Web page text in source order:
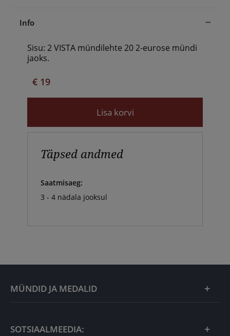
Info
Sisu: 2 VISTA mündilehte 20 2-eurose mündi
jaoks.
€ 19
Lisa korvi
Täpsed andmed
Saatmisaeg:
3 - 4 nädala jooksul
MÜNDID JA MEDALID
SOTSIAALMEEDIA: